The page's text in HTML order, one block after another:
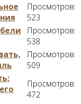
Просмотров:
523
Просмотров:
538
Просмотров:
509
Просмотров:
472